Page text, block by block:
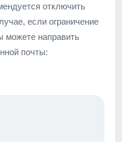
отключить
если ограничение
можете направить
почты: